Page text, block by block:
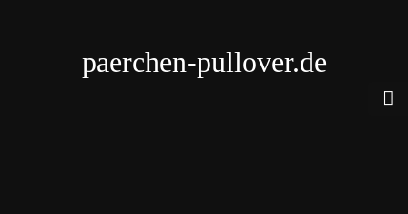
paerchen-pullover.de